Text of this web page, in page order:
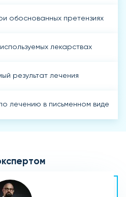
обоснованных претензиях
лекарствах
результат лечения
лечению в письменном виде